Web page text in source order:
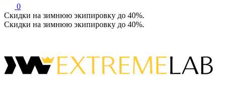
0
Скидки на зимнюю экипировку до 40%.
Скидки на зимнюю экипировку до 40%.